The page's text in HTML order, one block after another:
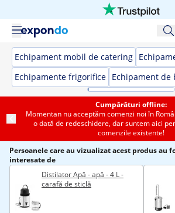
Echipament mobil de catering
Echipamente frigorifice Echipament de
Cumpărături offline:
Momentan nu acceptăm comenzi noi în
o dată de redeschidere, dar suntem aici
comenzile existente!
Persoanele care au vizualizat acest produs au
interesate de
Distilator Apă - apă - 4 L -
carafă de sticlă